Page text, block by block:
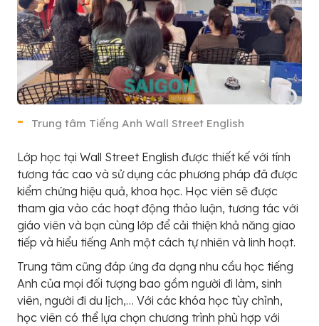
Trung tâm Tiếng Anh Wall Street English
Lớp học tại Wall Street English được thiết kế với tính
tương tác cao và sử dụng các phương pháp đã được
kiểm chứng hiệu quả, khoa học. Học viên sẽ được
tham gia vào các hoạt động thảo luận, tương tác với
giáo viên và bạn cùng lớp để cải thiện khả năng giao
tiếp và hiểu tiếng Anh một cách tự nhiên và linh hoạt.
Trung tâm cũng đáp ứng đa dạng nhu cầu học tiếng
Anh của mọi đối tượng bao gồm người đi làm, sinh
viên, người đi du lịch,… Với các khóa học tùy chỉnh,
học viên có thể lựa chọn chương trình phù hợp với